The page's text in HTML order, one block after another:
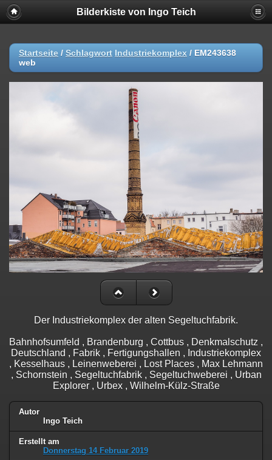
Bilderkiste von Ingo Teich
Startseite / Schlagwort Industriekomplex / EM243638
web
Der Industriekomplex der alten Segeltuchfabrik.
Bahnhofsumfeld , Brandenburg , Cottbus , Denkmalschutz ,
Deutschland , Fabrik , Fertigungshallen , Industriekomplex
, Kesselhaus , Leinenweberei , Lost Places , Max Lehmann
, Schornstein , Segeltuchfabrik , Segeltuchweberei , Urban
Explorer , Urbex , Wilhelm-Külz-Straße
Autor
Ingo Teich
Erstellt am
Donnerstag 14 Februar 2019